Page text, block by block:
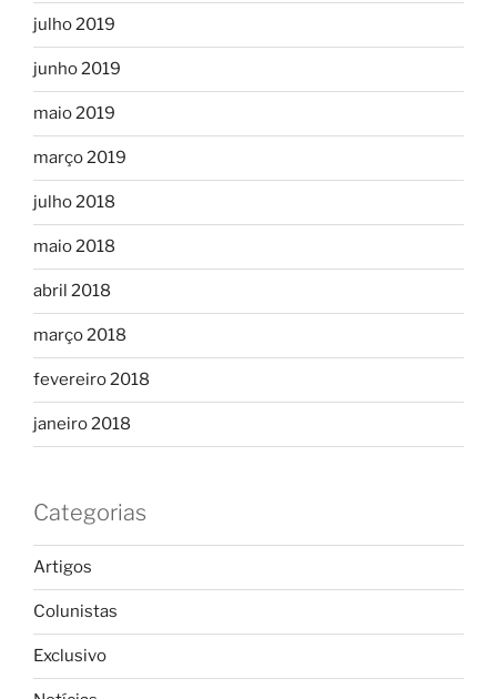
julho 2019
junho 2019
maio 2019
março 2019
julho 2018
maio 2018
abril 2018
março 2018
fevereiro 2018
janeiro 2018
Categorias
Artigos
Colunistas
Exclusivo